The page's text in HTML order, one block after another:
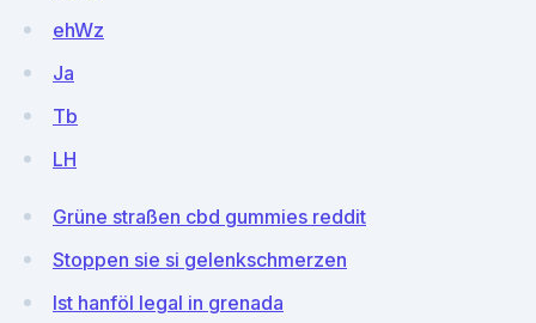
ehWz
Ja
Tb
LH
Grüne straßen cbd gummies reddit
Stoppen sie si gelenkschmerzen
Ist hanföl legal in grenada